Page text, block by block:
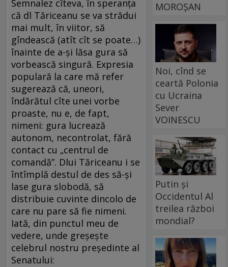
Semnalez cîteva, în speranţa
că dl Tăriceanu se va strădui
mai mult, în viitor, să
gîndească (atît cît se poate…)
înainte de a-şi lăsa gura să
vorbească singură. Expresia
populară la care mă refer
sugerează că, uneori,
îndărătul cîte unei vorbe
proaste, nu e, de fapt,
nimeni: gura lucrează
autonom, necontrolat, fără
contact cu „centrul de
comandă”. Dlui Tăriceanu i se
întîmplă destul de des să-şi
lase gura slobodă, să
distribuie cuvinte dincolo de
care nu pare să fie nimeni.
Iată, din punctul meu de
vedere, unde greşeşte
celebrul nostru preşedinte al
Senatului:
MOROȘAN
Noi, cînd se
ceartă Polonia
cu Ucraina
Sever
VOINESCU
Putin și
Occidentul Al
treilea război
mondial?